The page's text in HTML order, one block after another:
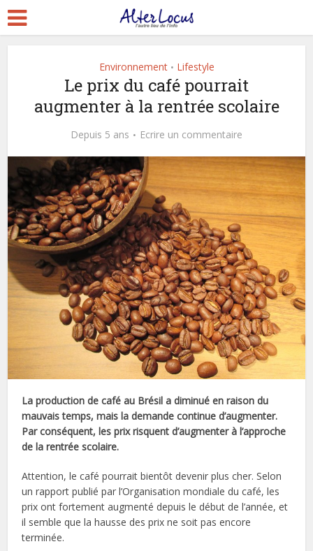
Environnement • Lifestyle
Le prix du café pourrait
augmenter à la rentrée scolaire
Depuis 5 ans Ecrire un commentaire
La production de café au Brésil a diminué en raison du
mauvais temps, mais la demande continue d’augmenter.
Par conséquent, les prix risquent d’augmenter à l’approche
de la rentrée scolaire.
Attention, le café pourrait bientôt devenir plus cher. Selon
un rapport publié par l’Organisation mondiale du café, les
prix ont fortement augmenté depuis le début de l’année, et
il semble que la hausse des prix ne soit pas encore
terminée.